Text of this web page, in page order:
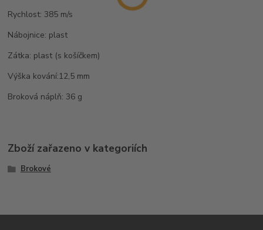
Rychlost: 385 m/s
Nábojnice: plast
Zátka: plast (s košíčkem)
Výška kování:12,5 mm
Broková náplň: 36 g
Zboží zařazeno v kategoriích
Brokové